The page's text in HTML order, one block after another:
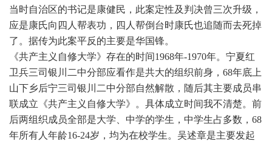
当时自治区的书记是康健民，此案定性及判决曾三次升级，
应是康氏向四人帮表功，四人帮倒台时康氏也追随而去死掉
了。据传为此案平反的主要是华国锋。
《共产主义自修大学》存在的时间1968年-1970年。宁夏红
卫兵三司银川二中分部应看作是共大的组织前身，68年底上
山下乡后宁三司银川二中分部自然解散，随后其主要成员串
联成立《共产主义自修大学》。具体成立时间我不清楚。前
后两组织成员全部是大学、中学的学生，中学生占多数，68
年所有人年龄16-24岁，均为在校学生。吴述章是主要发起